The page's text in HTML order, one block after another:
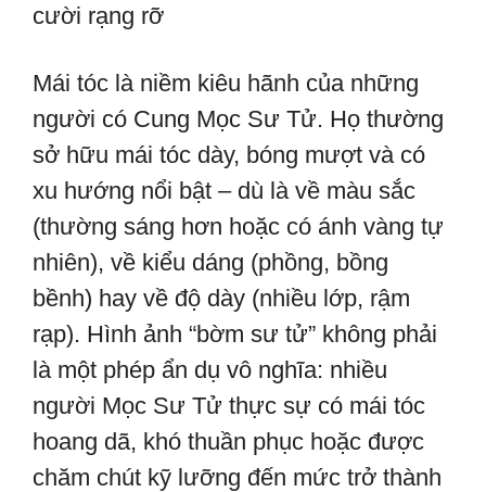
cười rạng rỡ
Mái tóc là niềm kiêu hãnh của những
người có Cung Mọc Sư Tử. Họ thường
sở hữu mái tóc dày, bóng mượt và có
xu hướng nổi bật – dù là về màu sắc
(thường sáng hơn hoặc có ánh vàng tự
nhiên), về kiểu dáng (phồng, bồng
bềnh) hay về độ dày (nhiều lớp, rậm
rạp). Hình ảnh “bờm sư tử” không phải
là một phép ẩn dụ vô nghĩa: nhiều
người Mọc Sư Tử thực sự có mái tóc
hoang dã, khó thuần phục hoặc được
chăm chút kỹ lưỡng đến mức trở thành